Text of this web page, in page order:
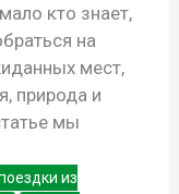
кто знает,
на
мест,
природа и
мы
из